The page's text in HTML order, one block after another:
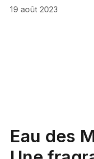
19 août 2023
Eau des